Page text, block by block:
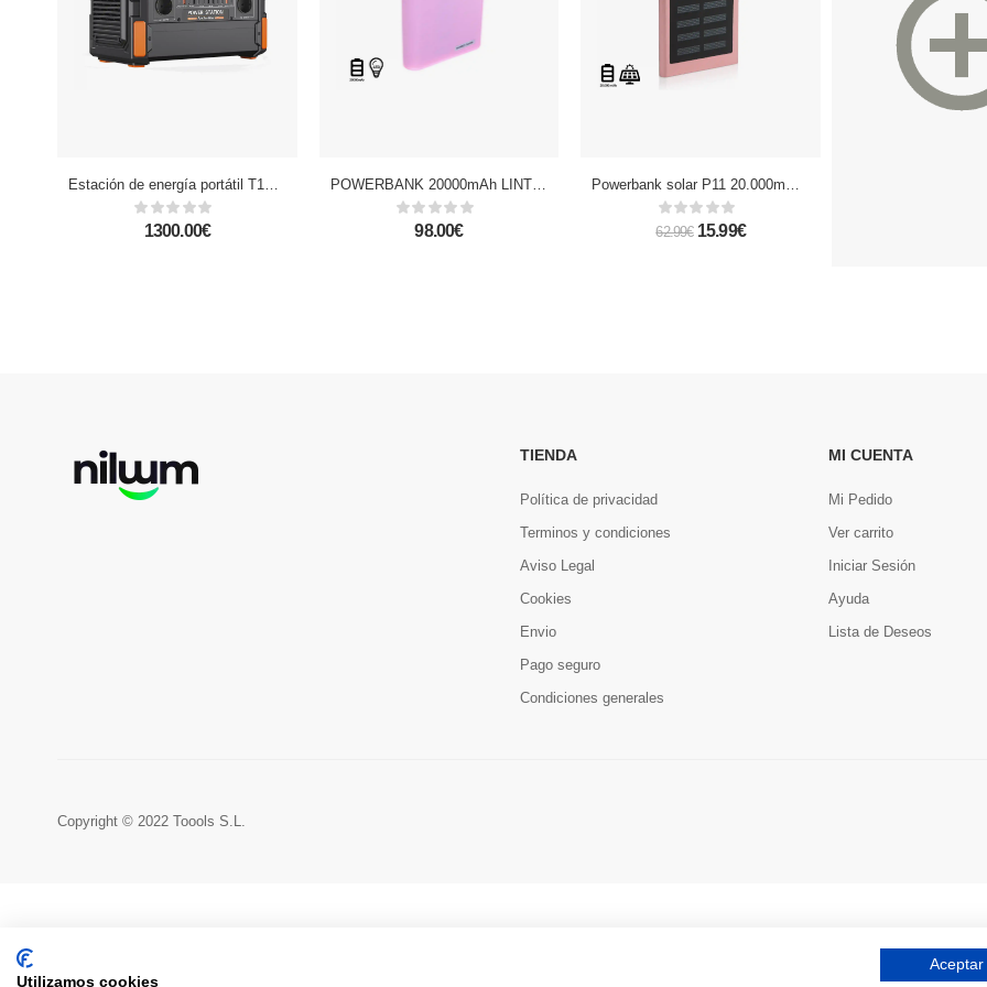
Estación de energía portátil T10, 1000W, 25.5V / 6A. Tamaño: 39.4x21.3x31 cm; 16,5kg.
1300.00€
POWERBANK 20000mAh LINTERNA
98.00€
Powerbank solar P11 20.000mAh doble USB
62.99€ 15.99€
TIENDA
Política de privacidad
Terminos y condiciones
Aviso Legal
Cookies
Envio
Pago seguro
Condiciones generales
MI CUENTA
Mi Pedido
Ver carrito
Iniciar Sesión
Ayuda
Lista de Deseos
Copyright © 2022 Toools S.L.
Utilizamos cookies
Aceptar